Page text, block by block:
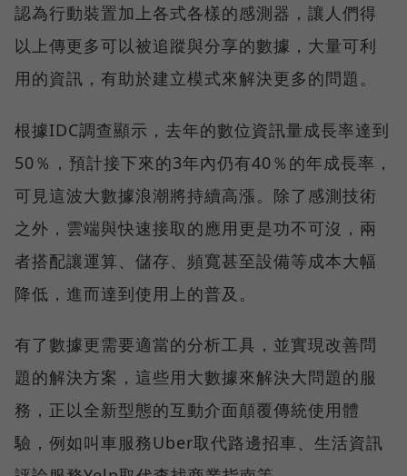
認為行動裝置加上各式各樣的感測器，讓人們得
以上傳更多可以被追蹤與分享的數據，大量可利
用的資訊，有助於建立模式來解決更多的問題。
根據IDC調查顯示，去年的數位資訊量成長率達到
50％，預計接下來的3年內仍有40％的年成長率，
可見這波大數據浪潮將持續高漲。除了感測技術
之外，雲端與快速接取的應用更是功不可沒，兩
者搭配讓運算、儲存、頻寬甚至設備等成本大幅
降低，進而達到使用上的普及。
有了數據更需要適當的分析工具，並實現改善問
題的解決方案，這些用大數據來解決大問題的服
務，正以全新型態的互動介面顛覆傳統使用體
驗，例如叫車服務Uber取代路邊招車、生活資訊